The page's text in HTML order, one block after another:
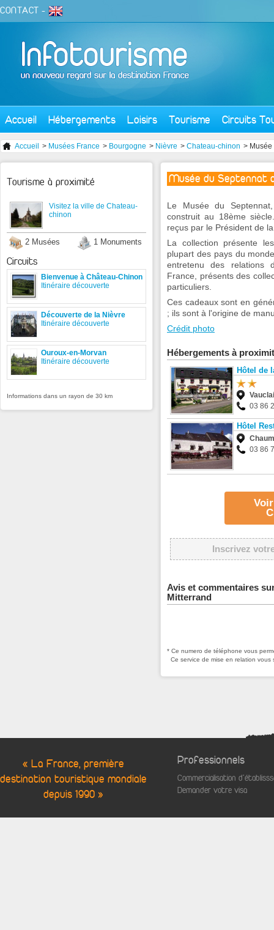
CONTACT -
Accueil Hébergements Loisirs Tourisme Circuits
Accueil > Musées France > Bourgogne > Nièvre > Chateau-chinon >
Musée du Septennat
Le Musée du
construit au 18ème
reçus par le Président de
La collection présente
plupart des pays du
entretenu des relations
France, présents des
particuliers.
Ces cadeaux sont en
; ils sont à l'origine de
Crédit photo
Hébergements à
Hôtel de
03 86
Hôtel
03 86
Inscrivez
Avis et commentaires
Mitterrand
* Ce numero de téléphone vous
Ce service de mise en relation
Tourisme à proximité
Visitez la ville de Chateau-
chinon
2 Musées 1 Monuments
Circuits
Bienvenue à Château-Chinon
Itinéraire découverte
Découverte de la Nièvre
Itinéraire découverte
Ouroux-en-Morvan
Itinéraire découverte
Informations dans un rayon de 30 km
« La France, première
destination touristique mondiale
depuis 1990 »
Professionnels
Commercialisation
Demander votre visa